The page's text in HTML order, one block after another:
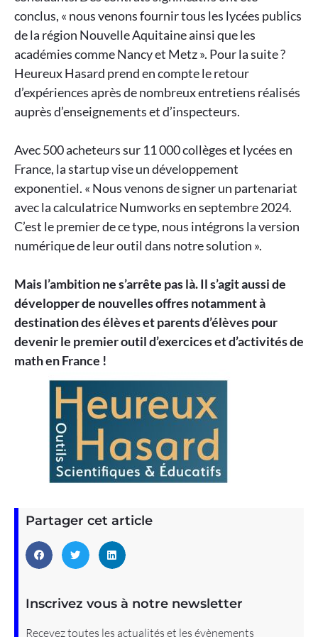
conclus, « nous venons fournir tous les lycées publics
de la région Nouvelle Aquitaine ainsi que les
académies comme Nancy et Metz ». Pour la suite ?
Heureux Hasard prend en compte le retour
d’expériences après de nombreux entretiens réalisés
auprès d’enseignements et d’inspecteurs.
Avec 500 acheteurs sur 11 000 collèges et lycées en
France, la startup vise un développement
exponentiel. « Nous venons de signer un partenariat
avec la calculatrice Numworks en septembre 2024.
C’est le premier de ce type, nous intégrons la version
numérique de leur outil dans notre solution ».
Mais l’ambition ne s’arrête pas là. Il s’agit aussi de
développer de nouvelles offres notamment à
destination des élèves et parents d’élèves pour
devenir le premier outil d’exercices et d’activités de
math en France !
Partager cet article
Inscrivez vous à notre newsletter
Recevez toutes les actualités et les évènements